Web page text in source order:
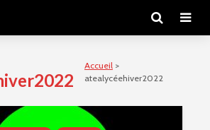
Accueil>
atealycéehiver2022